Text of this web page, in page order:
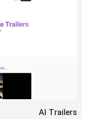
AI Trailers